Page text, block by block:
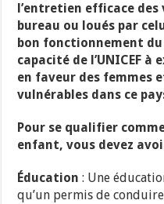
l’entretien efficace
bureau ou loués par
bon fonctionnement
capacité de l’UNICEF
en faveur des femmes
vulnérables dans ce
Pour se qualifier
enfant, vous devez
Éducation : Une
qu’un permis de